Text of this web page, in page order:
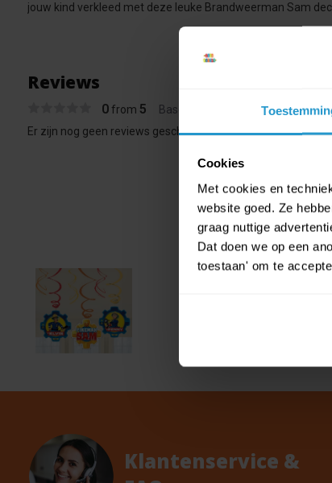
Cookies
Met cookies en
website goed. Ze
graag nuttige
Dat doen we op een
toestaan' om te
jouw kind verkleed met deze leuke Brandweerman Sam
Reviews
0from 5 Based on 0 reviews
Er zijn nog geen reviews geschreven over dit product..
Klantenservice &